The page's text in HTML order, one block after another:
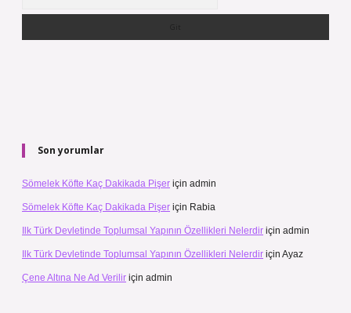
Son yorumlar
Sömelek Köfte Kaç Dakikada Pişer için admin
Sömelek Köfte Kaç Dakikada Pişer için Rabia
Ilk Türk Devletinde Toplumsal Yapının Özellikleri Nelerdir için admin
Ilk Türk Devletinde Toplumsal Yapının Özellikleri Nelerdir için Ayaz
Çene Altına Ne Ad Verilir için admin